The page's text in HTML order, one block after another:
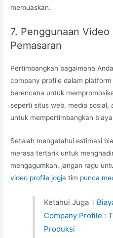
memuaskan.
7. Penggunaan
Pemasaran
Pertimbangkan bagaimana
company profile dalam
berencana untuk
seperti situs web, media sosial,
untuk mempertimbangkan
Setelah mengetahui estimasi
merasa tertarik untuk
mengagumkan, jangan ragu
video profile jogja tim punca
Ketahui Juga :
Company Profile :
Produksi